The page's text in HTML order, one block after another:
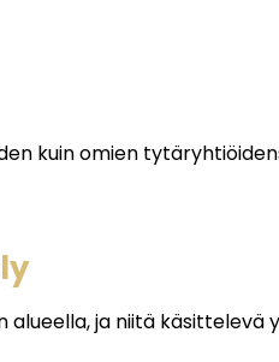
kuin omien
ja niitä käsittelevä